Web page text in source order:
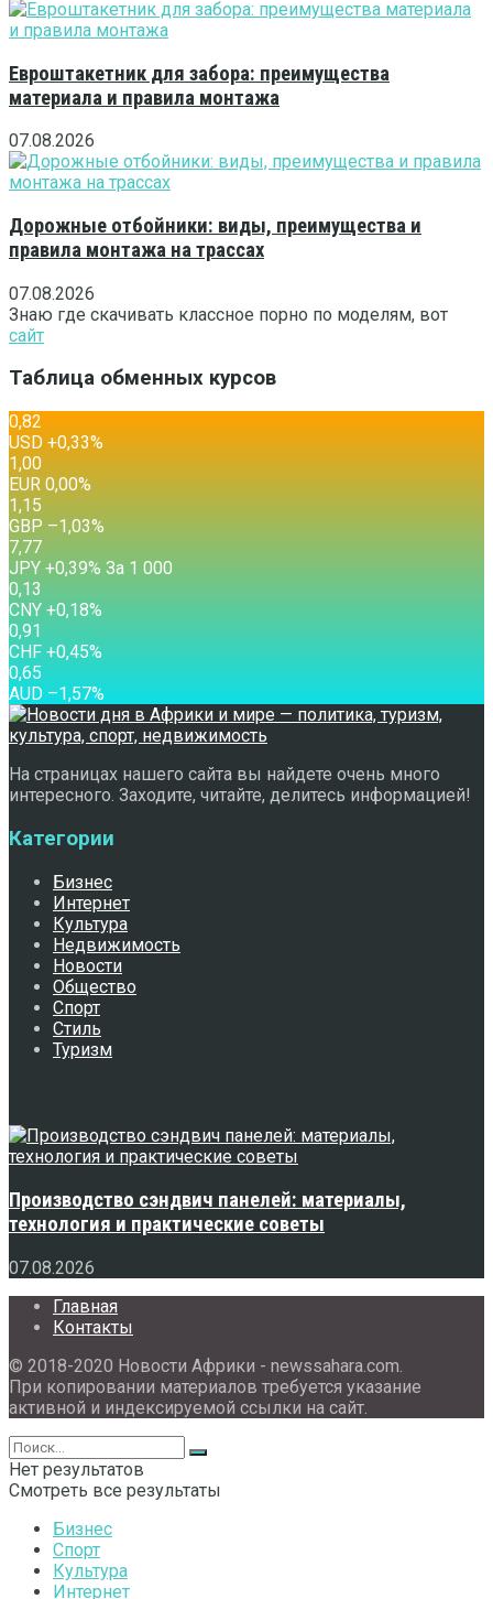
Евроштакетник для забора: преимущества
материала и правила монтажа
07.08.2026
Дорожные отбойники: виды, преимущества и
правила монтажа на трассах
07.08.2026
Знаю где скачивать классное порно по моделям, вот
сайт
Таблица обменных курсов
0,82
USD +0,33%
1,00
EUR 0,00%
1,15
GBP –1,03%
7,77
JPY +0,39% За 1 000
0,13
CNY +0,18%
0,91
CHF +0,45%
0,65
AUD –1,57%
На страницах нашего сайта вы найдете очень много
интересного. Заходите, читайте, делитесь информацией!
Категории
Бизнес
Интернет
Культура
Недвижимость
Новости
Общество
Спорт
Стиль
Туризм
Производство сэндвич панелей: материалы,
технология и практические советы
07.08.2026
Главная
Контакты
© 2018-2020 Новости Африки - newssahara.com.
При копировании материалов требуется указание
активной и индексируемой ссылки на сайт.
Нет результатов
Смотреть все результаты
Бизнес
Спорт
Культура
Интернет